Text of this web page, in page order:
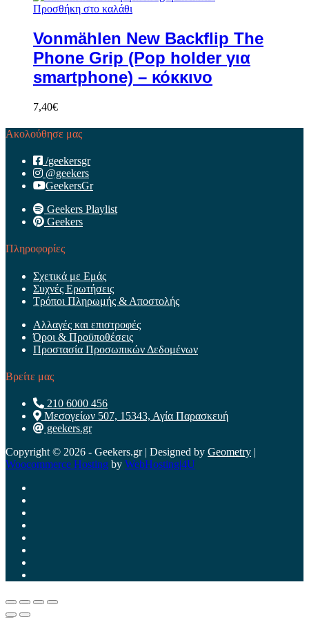
Προσθήκη στο καλάθι
Vonmählen New Backflip The
Phone Grip (Pop holder για
smartphone) – κόκκινο
7,40€
Ακολούθησε μας
/geekersgr
@geekers
GeekersGr
Geekers Playlist
Geekers
Πληροφορίες
Σχετικά με Εμάς
Συχνές Ερωτήσεις
Τρόποι Πληρωμής & Αποστολής
Αλλαγές και επιστροφές
Όροι & Προϋποθέσεις
Προστασία Προσωπικών Δεδομένων
Βρείτε μας
210 6000 456
Μεσογείων 507, 15343, Αγία Παρασκευή
geekers.gr
Copyright © 2026 - Geekers.gr | Designed by Geometry |
Woocommerce Hosting by WebHosting|4U